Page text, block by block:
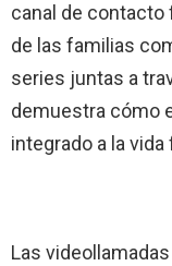
canal de contacto
de las familias
series juntas a
demuestra cómo
integrado a la vida
Las